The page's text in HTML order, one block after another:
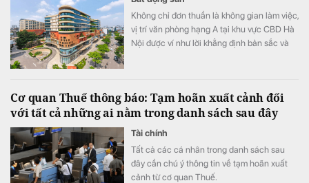
Không chỉ đơn thuần là không gian làm việc,
vị trí văn phòng hạng A tại khu vực CBD Hà
Nội được ví như lời khẳng định bản sắc và
biến khu vực trung tâm thành lựa chọn hàng
đầu của các tập đoàn đa quốc gia.
Cơ quan Thuế thông báo: Tạm hoãn xuất cảnh đối
với tất cả những ai nằm trong danh sách sau đây
Tài chính
Tất cả các cá nhân trong danh sách sau
đây cần chú ý thông tin về tạm hoãn xuất
cảnh từ cơ quan Thuế.